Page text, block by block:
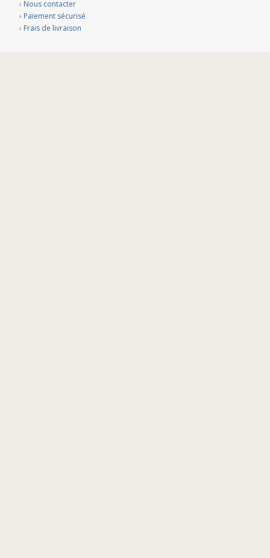
› Nous contacter
› Paiement sécurisé
› Frais de livraison